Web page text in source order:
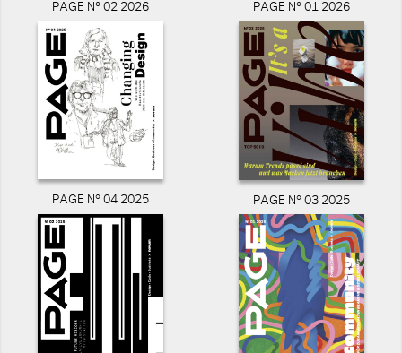
PAGE N° 02 2026 PAGE N° 01 2026
PAGE N° 04 2025 PAGE N° 03 2025